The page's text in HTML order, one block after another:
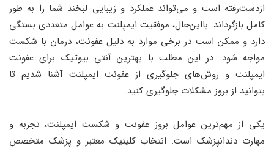
ازدست‌رفته است و می‌تواند عملکرد و زیبایی لبخند شما را به طور
کامل بازگرداند. بااین‌حال، موفقیت ایمپلنت به عوامل متعددی بستگی
دارد و ممکن است در برخی موارد به دلیل عفونت، درمان با شکست
مواجه شود. در این مطلب با بهترین آنتی بیوتیک برای عفونت
ایمپلنت و روش‌های جلوگیری از عفونت ایمپلنت آشنا شدیم تا
بتوانید از بروز مشکلات جلوگیری کنید.
یکی از مهم‌ترین عوامل بروز عفونت و شکست ایمپلنت، تجربه و
مهارت دندانپزشک است. انتخاب کلینیک معتبر و پزشک متخصص